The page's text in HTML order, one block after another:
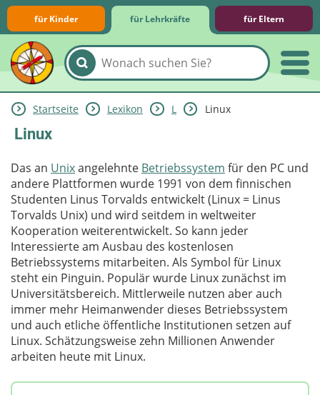
für Kinder für Lehrkräfte für Eltern
Lernmodule
Unterrichts­materialien
Internet-ABC-Schule
Praxishilfen
Aktuelles
Startseite Lexikon L Linux
Linux
Das an Unixangelehnte Betriebssystem für den PC und
andere Plattformen wurde 1991 von dem finnischen
Studenten Linus Torvalds entwickelt (Linux = Linus
Torvalds Unix) und wird seitdem in weltweiter
Kooperation weiterentwickelt. So kann jeder
Interessierte am Ausbau des kostenlosen
Betriebssystems mitarbeiten. Als Symbol für Linux
steht ein Pinguin. Populär wurde Linux zunächst im
Universitätsbereich. Mittlerweile nutzen aber auch
immer mehr Heimanwender dieses Betriebssystem
und auch etliche öffentliche Institutionen setzen auf
Linux. Schätzungsweise zehn Millionen Anwender
arbeiten heute mit Linux.